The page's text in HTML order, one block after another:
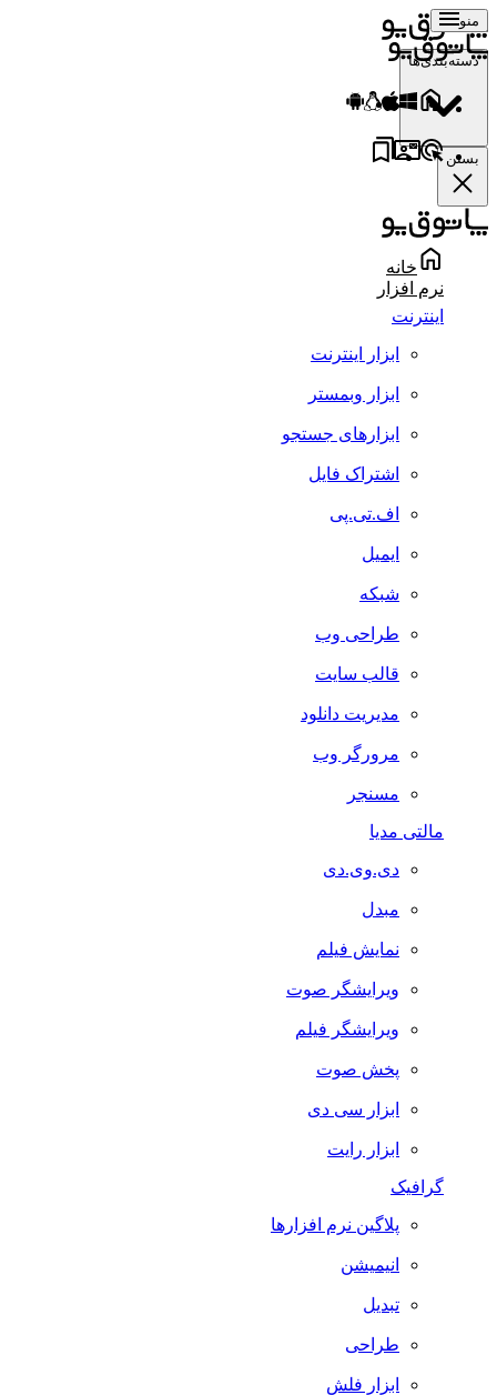
منو
دسته‌بندی‌ها
بستن
خانه
نرم افزار
اینترنت
ابزار اینترنت
ابزار وبمستر
ابزارهای جستجو
اشتراک فایل
اف.تی.پی
ایمیل
شبکه
طراحی وب
قالب سایت
مدیریت دانلود
مرورگر وب
مسنجر
مالتی مدیا
دی.وی.دی
مبدل
نمایش فیلم
ویرایشگر صوت
ویرایشگر فیلم
پخش صوت
ابزار سی دی
ابزار رایت
گرافیک
پلاگین نرم افزارها
انیمیشن
تبدیل
طراحی
ابزار فلش